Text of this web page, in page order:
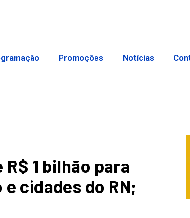
Promoções Notícias
1 bilhão para
cidades do RN;